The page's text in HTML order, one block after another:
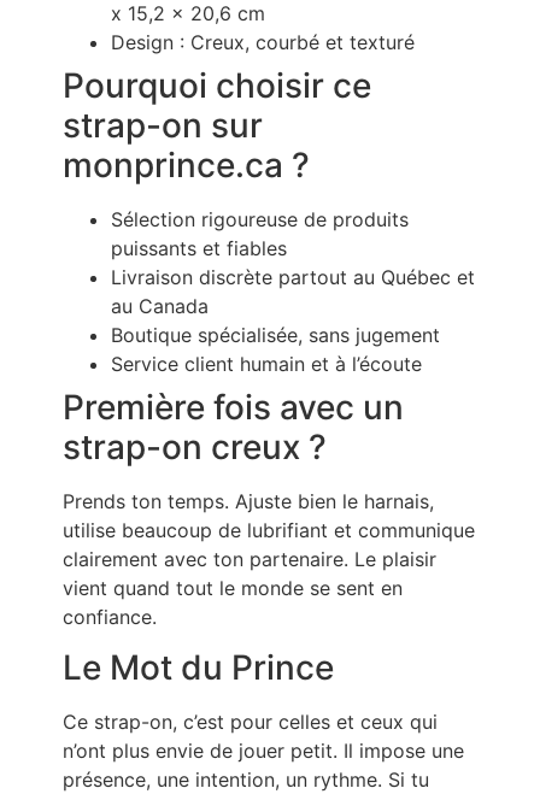
x 15,2 x 20,6 cm
Design : Creux, courbé et texturé
Pourquoi choisir ce
strap-on sur
monprince.ca ?
Sélection rigoureuse de produits
puissants et fiables
Livraison discrète partout au Québec et
au Canada
Boutique spécialisée, sans jugement
Service client humain et à l’écoute
Première fois avec un
strap-on creux ?
Prends ton temps. Ajuste bien le harnais,
utilise beaucoup de lubrifiant et communique
clairement avec ton partenaire. Le plaisir
vient quand tout le monde se sent en
confiance.
Le Mot du Prince
Ce strap-on, c’est pour celles et ceux qui
n’ont plus envie de jouer petit. Il impose une
présence, une intention, un rythme. Si tu